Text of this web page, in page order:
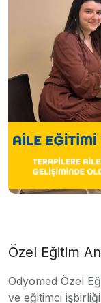
Özel Eğitim
Odyomed Özel
ve eğitimci